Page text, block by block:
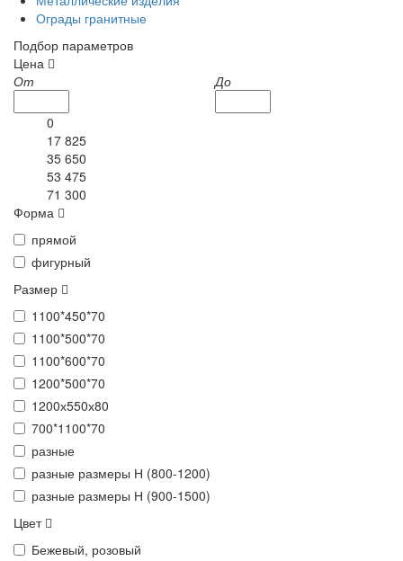
Ограды гранитные
Подбор параметров
Цена
От
До
0
17 825
35 650
53 475
71 300
Форма
прямой
фигурный
Размер
1100*450*70
1100*500*70
1100*600*70
1200*500*70
1200х550х80
700*1100*70
разные
разные размеры Н (800-1200)
разные размеры Н (900-1500)
Цвет
Бежевый, розовый